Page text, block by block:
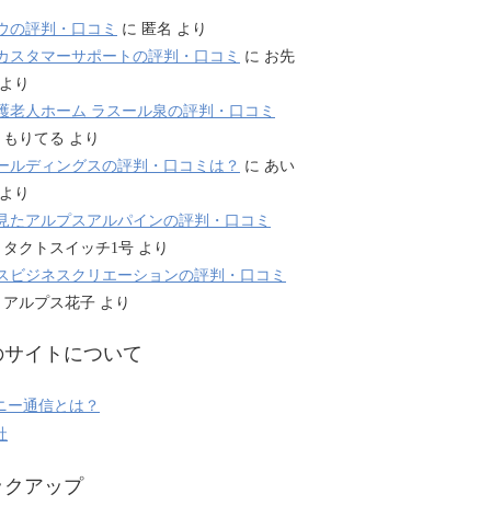
の評判・口コミ に 匿名 より
スタマーサポートの評判・口コミ に お先
り
老人ホーム ラスール泉の評判・口コミ
もりてる より
ルディングスの評判・口コミは？ に あい
り
たアルプスアルパインの評判・口コミ
タクトスイッチ1号 より
ビジネスクリエーションの評判・口コミ
アルプス花子 より
イトについて
ー通信とは？
クアップ